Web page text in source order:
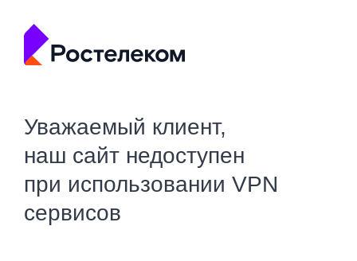
Уважаемый клиент,
наш сайт недоступен
при использовании VPN
сервисов